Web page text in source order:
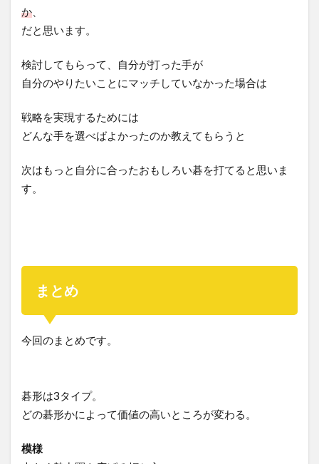
か
だと思います。
検討してもらって、自分が打った手が
自分のやりたいことにマッチしていなかった場合は
戦略を実現するためには
どんな手を選べばよかったのか教えてもらうと
次はもっと自分に合ったおもしろい碁を打てると思いま
す。
まとめ
今回のまとめです。
碁形は3タイプ。
どの碁形かによって価値の高いところが変わる。
模様